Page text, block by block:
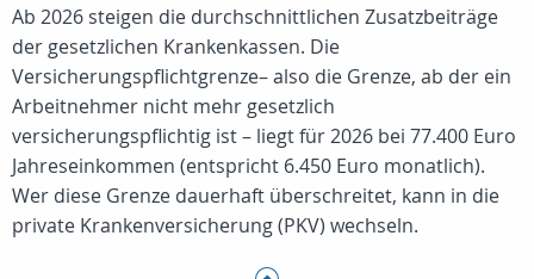
Ab 2026 steigen die durchschnittlichen Zusatzbeiträge
der gesetzlichen Krankenkassen. Die
Versicherungspflichtgrenze– also die Grenze, ab der ein
Arbeitnehmer nicht mehr gesetzlich
versicherungspflichtig ist – liegt für 2026 bei 77.400 Euro
Jahreseinkommen (entspricht 6.450 Euro monatlich).
Wer diese Grenze dauerhaft überschreitet, kann in die
private Krankenversicherung (PKV) wechseln.